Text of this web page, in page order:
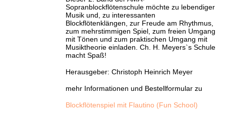
Sopranblockflötenschule möchte zu lebendiger
Musik und, zu interessanten
Blockflötenklängen, zur Freude am Rhythmus,
zum mehrstimmigen Spiel, zum freien Umgang
mit Tönen und zum praktischen Umgang mit
Musiktheorie einladen. Ch. H. Meyers`s Schule
macht Spaß!
Herausgeber: Christoph Heinrich Meyer
mehr Informationen und Bestellformular zu
Blockflötenspiel mit Flautino (Fun School)